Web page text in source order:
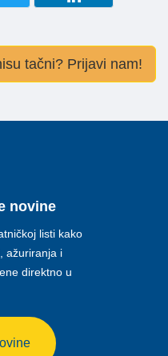
tačni? Prijavi nam!
novine
listi kako
ažuriranja i
direktno u